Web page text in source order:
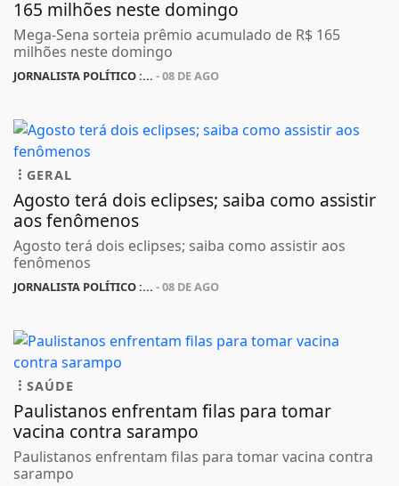
165 milhões neste domingo
Mega-Sena sorteia prêmio acumulado de R$ 165
milhões neste domingo
JORNALISTA POLÍTICO :... - 08 DE AGO
GERAL
Agosto terá dois eclipses; saiba como assistir
aos fenômenos
Agosto terá dois eclipses; saiba como assistir aos
fenômenos
JORNALISTA POLÍTICO :... - 08 DE AGO
SAÚDE
Paulistanos enfrentam filas para tomar
vacina contra sarampo
Paulistanos enfrentam filas para tomar vacina contra
sarampo